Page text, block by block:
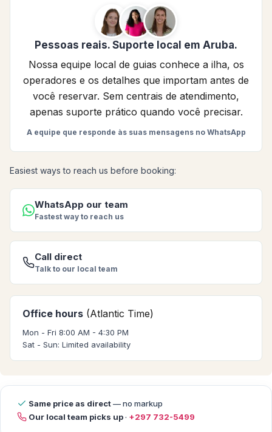
Pessoas reais. Suporte local em Aruba.
Nossa equipe local de guias conhece a ilha, os
operadores e os detalhes que importam antes de
você reservar. Sem centrais de atendimento,
apenas suporte prático quando você precisar.
A equipe que responde às suas mensagens no WhatsApp
Easiest ways to reach us before booking:
WhatsApp our team
Fastest way to reach us
Call direct
Talk to our local team
Office hours (Atlantic Time)
Mon - Fri 8:00 AM - 4:30 PM
Sat - Sun: Limited availability
Same price as direct— no markup
Our local team picks up· +297 732-5499